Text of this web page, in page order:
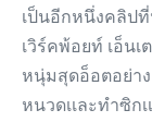
เป็นอีกหนึ่งคลิป
เวิร์คพ้อยท์ เอ็นเ
หนุ่มสุดอ็อตอย่าง
หนวดเเละทำซิก